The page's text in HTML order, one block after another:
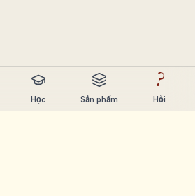
Học Sản phẩm
?
Hỏi